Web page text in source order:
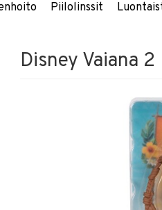
Piilolinssit
Disney Vaiana